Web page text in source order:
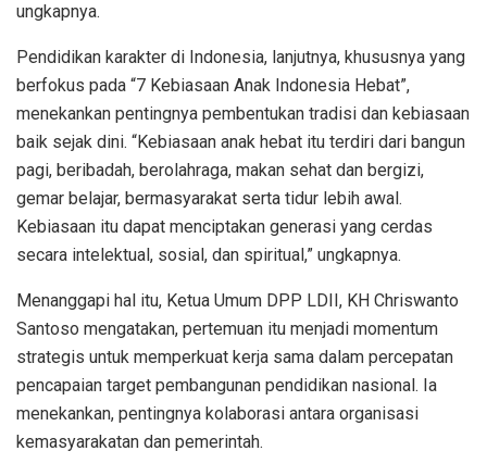
ungkapnya.
Pendidikan karakter di Indonesia, lanjutnya, khususnya yang
berfokus pada “7 Kebiasaan Anak Indonesia Hebat”,
menekankan pentingnya pembentukan tradisi dan kebiasaan
baik sejak dini. “Kebiasaan anak hebat itu terdiri dari bangun
pagi, beribadah, berolahraga, makan sehat dan bergizi,
gemar belajar, bermasyarakat serta tidur lebih awal.
Kebiasaan itu dapat menciptakan generasi yang cerdas
secara intelektual, sosial, dan spiritual,” ungkapnya.
Menanggapi hal itu, Ketua Umum DPP LDII, KH Chriswanto
Santoso mengatakan, pertemuan itu menjadi momentum
strategis untuk memperkuat kerja sama dalam percepatan
pencapaian target pembangunan pendidikan nasional. Ia
menekankan, pentingnya kolaborasi antara organisasi
kemasyarakatan dan pemerintah.